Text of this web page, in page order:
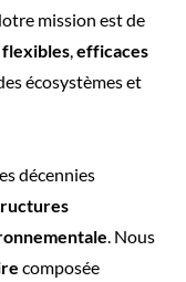
mission est de
flexibles,efficaces
écosystèmes et
décennies
. Nous
composée